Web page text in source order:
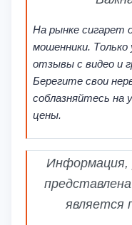
На рынке сигарет
мошенники.
отзывы с видео и
Берегите свои
соблазняйтесь на
цены.
Информация,
является